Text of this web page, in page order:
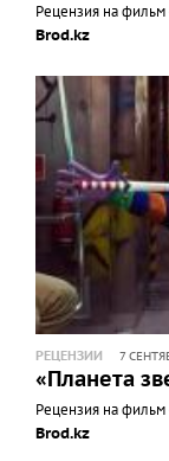
Рецензия на фильм
Brod.kz
РЕЦЕНЗИИ 7
«Планета
Рецензия на фильм
Brod.kz